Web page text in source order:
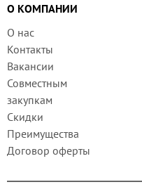
О КОМПАНИИ
О нас
Контакты
Вакансии
Совместным
закупкам
Скидки
Преимущества
Договор оферты